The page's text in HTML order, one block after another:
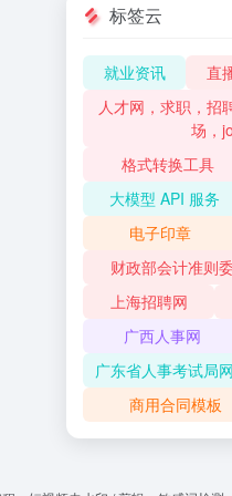
标签云
就业资讯 直
人才网，求职，招
场，
格式转换工具
大模型 API 服务
电子印章
财政部会计准则
上海招聘网
广西人事网
广东省人事考试局
商用合同模板